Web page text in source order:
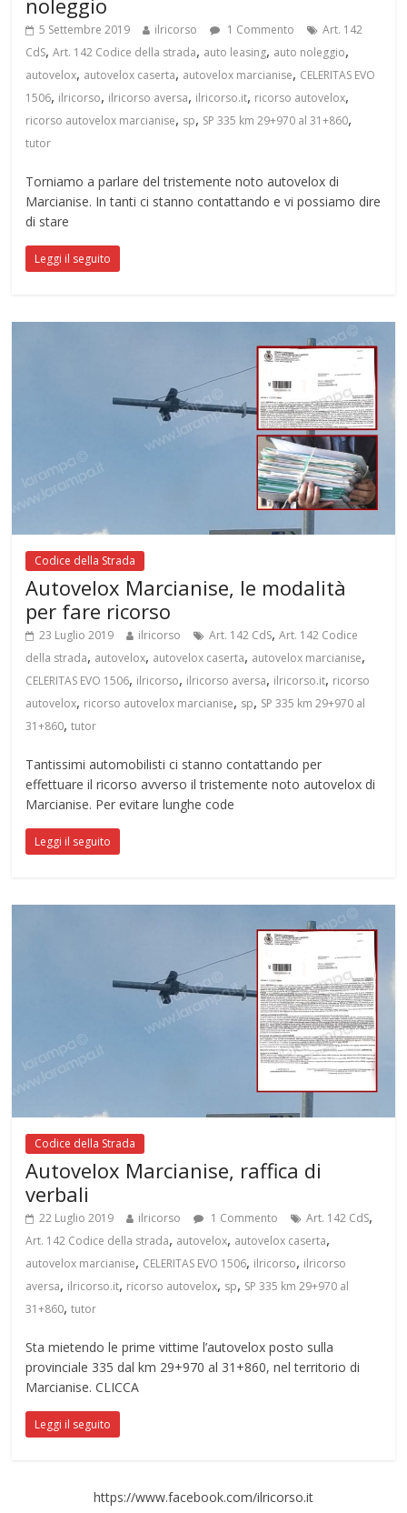
5 Settembre 2019 ilricorso 1 Commento
Art. 142
CdS,Art. 142 Codice della strada, auto leasing, auto noleggio,
autovelox, autovelox caserta, autovelox marcianise, CELERITAS EVO
1506, ilricorso, ilricorso aversa, ilricorso.it, ricorso autovelox,
ricorso autovelox marcianise, sp, SP 335 km 29+970 al 31+860,
tutor
Torniamo a parlare del tristemente noto autovelox di
Marcianise. In tanti ci stanno contattando e vi possiamo dire
di stare
Leggi il seguito
Codice della Strada
Autovelox Marcianise, le modalità
per fare ricorso
23 Luglio 2019 ilricorso Art. 142 CdS,Art. 142 Codice
della strada, autovelox, autovelox caserta, autovelox marcianise,
CELERITAS EVO 1506, ilricorso, ilricorso aversa, ilricorso.it, ricorso
autovelox, ricorso autovelox marcianise, sp, SP 335 km 29+970 al
31+860,tutor
Tantissimi automobilisti ci stanno contattando per
effettuare il ricorso avverso il tristemente noto autovelox di
Marcianise. Per evitare lunghe code
Leggi il seguito
Codice della Strada
Autovelox Marcianise, raffica di
verbali
22 Luglio 2019 ilricorso 1 Commento Art. 142 CdS,
Art. 142 Codice della strada, autovelox, autovelox caserta,
autovelox marcianise, CELERITAS EVO 1506, ilricorso, ilricorso
aversa, ilricorso.it, ricorso autovelox, sp, SP 335 km 29+970 al
31+860,tutor
Sta mietendo le prime vittime l’autovelox posto sulla
provinciale 335 dal km 29+970 al 31+860, nel territorio di
Marcianise. CLICCA
Leggi il seguito
https://www.facebook.com/ilricorso.it